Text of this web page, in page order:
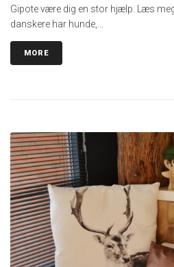
Gipote være dig en stor hjælp. Læs
danskere har hunde,...
MORE